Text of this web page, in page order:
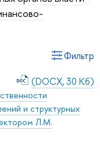
Фильтр
и структурных
Л.М.
(DOCX, 30 Кб)